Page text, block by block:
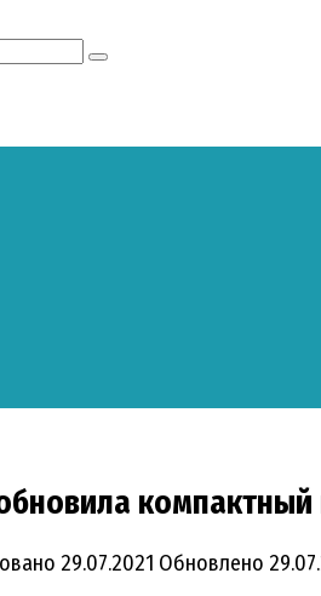
компактный
29.07.2021 Обновлено